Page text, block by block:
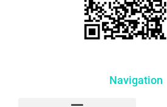
Navigation